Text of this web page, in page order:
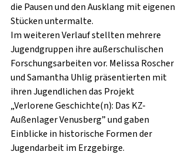
die Pausen und den Ausklang mit eigenen
Stücken untermalte.
Im weiteren Verlauf stellten mehrere
Jugendgruppen ihre außerschulischen
Forschungsarbeiten vor. Melissa Roscher
und Samantha Uhlig präsentierten mit
ihren Jugendlichen das Projekt
„Verlorene Geschichte(n): Das KZ-
Außenlager Venusberg” und gaben
Einblicke in historische Formen der
Jugendarbeit im Erzgebirge.